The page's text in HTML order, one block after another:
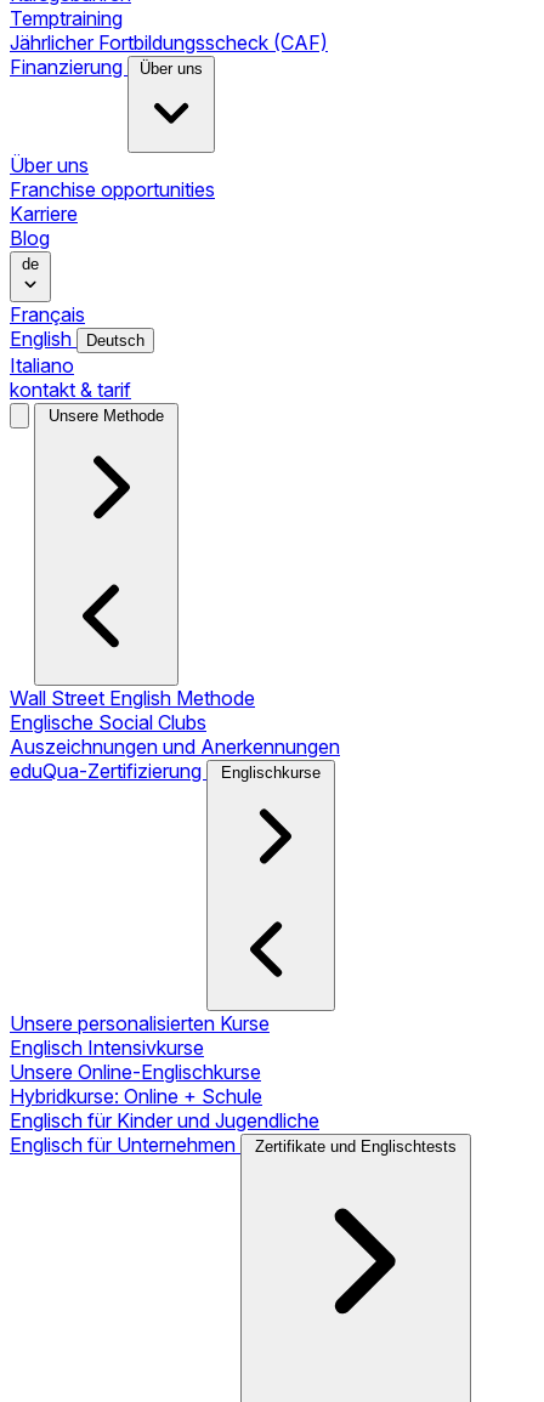
Temptraining
Jährlicher Fortbildungsscheck (CAF)
Finanzierung
Über uns
Über uns
Franchise opportunities
Karriere
Blog
de
Français
English
Deutsch
Italiano
kontakt & tarif
Unsere Methode
Wall Street English Methode
Englische Social Clubs
Auszeichnungen und Anerkennungen
eduQua-Zertifizierung
Englischkurse
Unsere personalisierten Kurse
Englisch Intensivkurse
Unsere Online-Englischkurse
Hybridkurse: Online + Schule
Englisch für Kinder und Jugendliche
Englisch für Unternehmen
Zertifikate und Englischtests